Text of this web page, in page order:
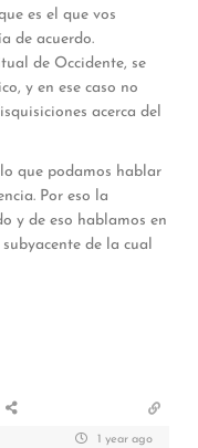
es el que vos
de acuerdo.
de Occidente, se
y en ese caso no
acerca del
que podamos hablar
Por eso la
y de eso hablamos en
de la cual
1 year ago